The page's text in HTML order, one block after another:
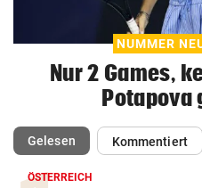
NUMMER
Nur 2 Games,
Gelesen(ausgewählt)Kommentiert
ÖSTERREICH